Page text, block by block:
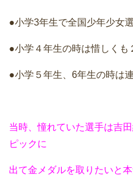
●小学3年生で全国少年少女
●小学４年生の時は惜しくも
●小学５年生、6年生の時は
当時、憧れていた選手は吉
ピックに
出て金メダルを取りたいと